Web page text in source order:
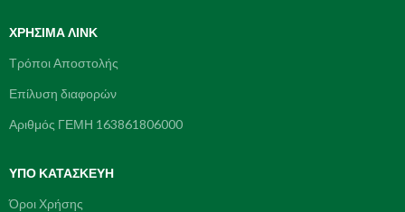
ΧΡΉΣΙΜΑ ΛΙΝΚ
Τρόποι Αποστολής
Επίλυση διαφορών
Αριθμός ΓΕΜΗ 163861806000
ΥΠΌ ΚΑΤΑΣΚΕΥΗ
Όροι Χρήσης